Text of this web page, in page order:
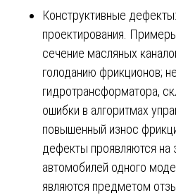
Конструктивные
проектирования.
сечение масляных
голоданию фрикционов;
гидротрансформатора,
ошибки в алгоритмах
повышенный износ
дефекты проявляются на
автомобилей одного
являются предметом